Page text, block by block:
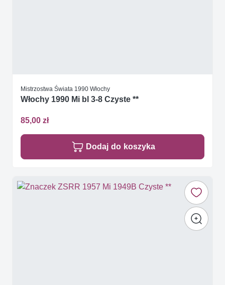
Mistrzostwa Świata 1990 Włochy
Włochy 1990 Mi bl 3-8 Czyste **
85,00 zł
Dodaj do koszyka